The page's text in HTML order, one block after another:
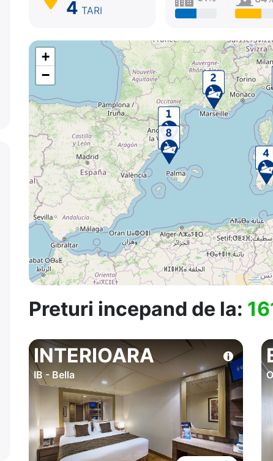
4 TARI
+
−
Preturi incepand de la:
INTERIOARA
IB - Bella